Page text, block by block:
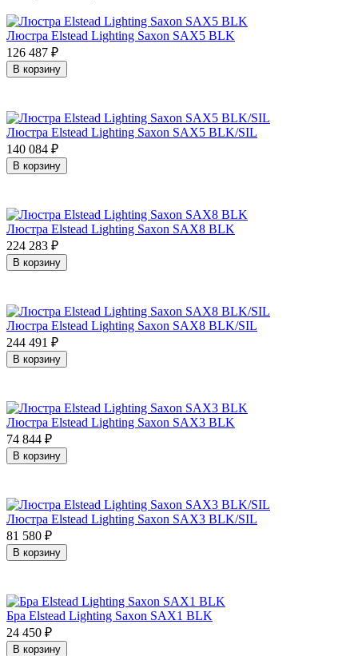
Люстра Elstead Lighting Saxon SAX5 BLK
126 487 ₽
В корзину
Люстра Elstead Lighting Saxon SAX5 BLK/SIL
140 084 ₽
В корзину
Люстра Elstead Lighting Saxon SAX8 BLK
224 283 ₽
В корзину
Люстра Elstead Lighting Saxon SAX8 BLK/SIL
244 491 ₽
В корзину
Люстра Elstead Lighting Saxon SAX3 BLK
74 844 ₽
В корзину
Люстра Elstead Lighting Saxon SAX3 BLK/SIL
81 580 ₽
В корзину
Бра Elstead Lighting Saxon SAX1 BLK
24 450 ₽
В корзину